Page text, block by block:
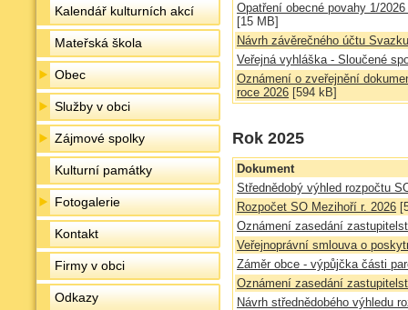
Kalendář kulturních akcí
Mateřská škola
Obec
Služby v obci
Zájmové spolky
Kulturní památky
Fotogalerie
Kontakt
Firmy v obci
Odkazy
Opatření obecné povahy 1/
[15 MB]
Návrh závěrečného účtu
Veřejná vyhláška - Sloučené
Oznámení o zveřejnění
roce 2026 [594 kB]
Rok 2025
Dokument
Střednědobý výhled rozpočtu
Rozpočet SO Mezihoří r. 2026
Oznámení zasedání
Veřejnoprávní smlouva o
Záměr obce - výpůjčka části
Oznámení zasedání
Návrh střednědobého výhledu